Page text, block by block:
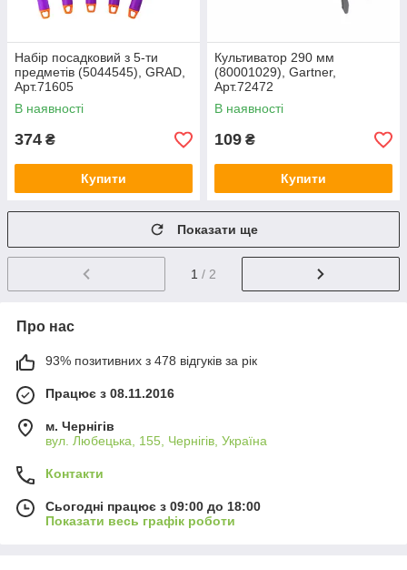
Набір посадковий з 5-ти
предметів (5044545), GRAD,
Арт.71605
В наявності
374 ₴
Купити
Культиватор 290 мм
(80001029), Gartner,
Арт.72472
В наявності
109 ₴
Купити
Показати ще
1 / 2
Про нас
93% позитивних з 478 відгуків за рік
Працює з 08.11.2016
м. Чернігів
вул. Любецька, 155, Чернігів, Україна
Контакти
Сьогодні працює з 09:00 до 18:00
Показати весь графік роботи